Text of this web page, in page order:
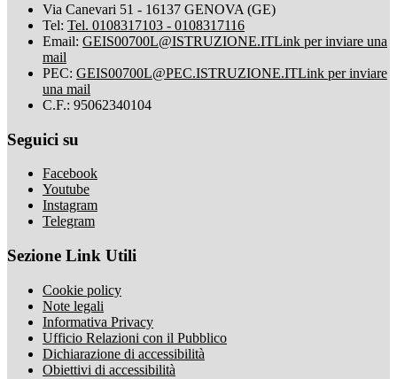
Via Canevari 51 - 16137 GENOVA (GE)
Tel: Tel. 0108317103 - 0108317116
Email: GEIS00700L@ISTRUZIONE.ITLink per inviare una
mail
PEC: GEIS00700L@PEC.ISTRUZIONE.ITLink per inviare
una mail
C.F.: 95062340104
Seguici su
Facebook
Youtube
Instagram
Telegram
Sezione Link Utili
Cookie policy
Note legali
Informativa Privacy
Ufficio Relazioni con il Pubblico
Dichiarazione di accessibilità
Obiettivi di accessibilità